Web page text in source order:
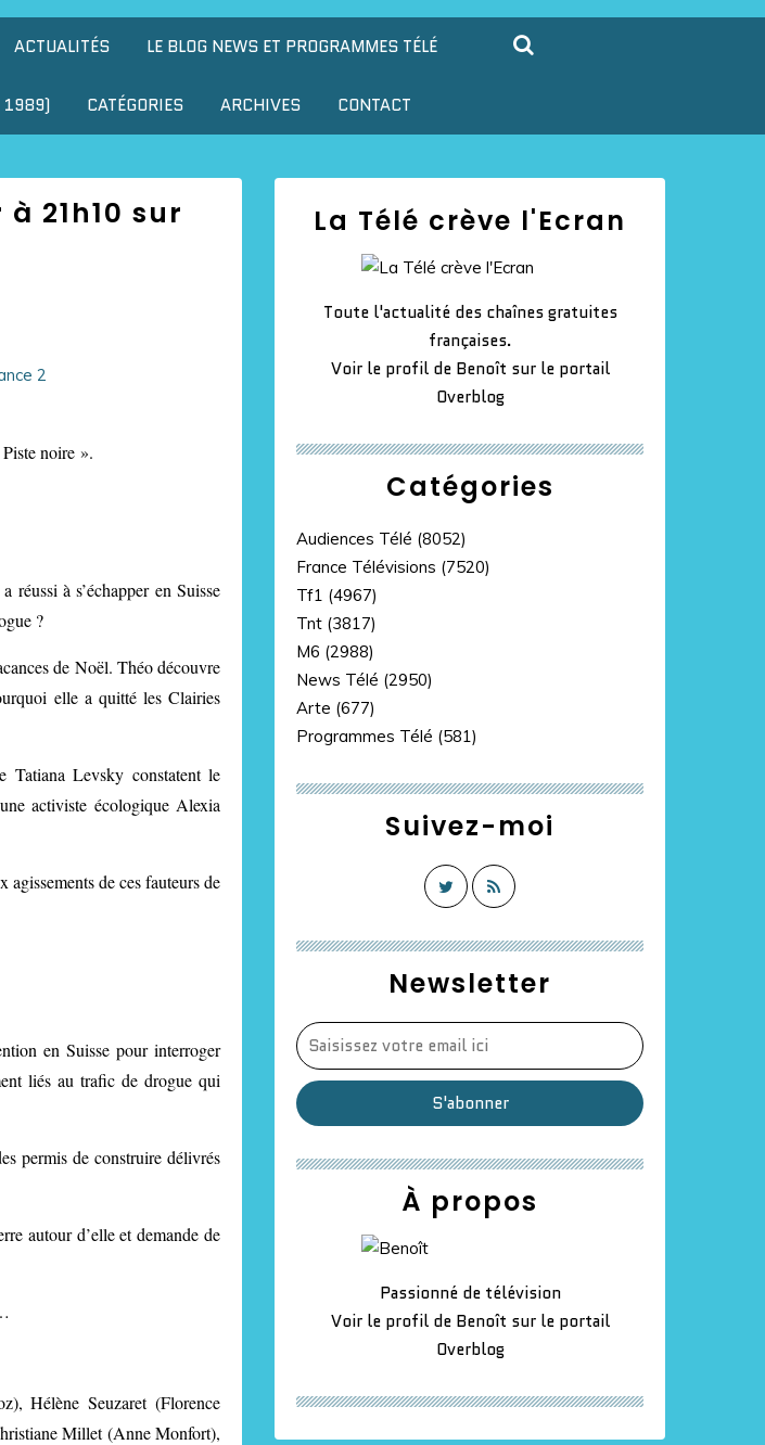
ACTUALITÉS LE BLOG NEWS ET PROGRAMMES TÉLÉ
1989) CATÉGORIES ARCHIVES CONTACT
21h10 sur
noire ».
réussi à s’échapper en Suisse
?
de Noël. Théo découvre
elle a quitté les Clairies
Tatiana Levsky constatent le
activiste écologique Alexia
de ces fauteurs de
en Suisse pour interroger
liés au trafic de drogue qui
permis de construire délivrés
autour d’elle et demande de
Hélène Seuzaret (Florence
Millet (Anne Monfort),
Newsletter
Catégories
Audiences Télé (8052)
France Télévisions (7520)
Tf1 (4967)
Tnt (3817)
M6 (2988)
News Télé (2950)
Arte (677)
Programmes Télé (581)
La Télé crève l'Ecran
Toute l'actualité des chaînes gratuites
françaises.
Voir le profil de Benoît sur le portail
Overblog
Suivez-moi
À propos
Passionné de télévision
Voir le profil de Benoît sur le portail
Overblog